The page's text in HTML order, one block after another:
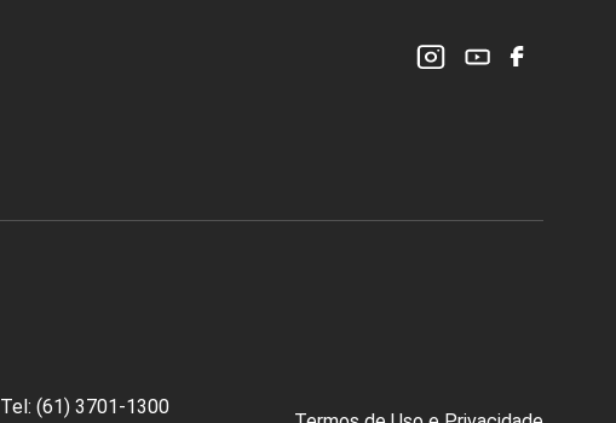
Tel: (61) 3701-1300